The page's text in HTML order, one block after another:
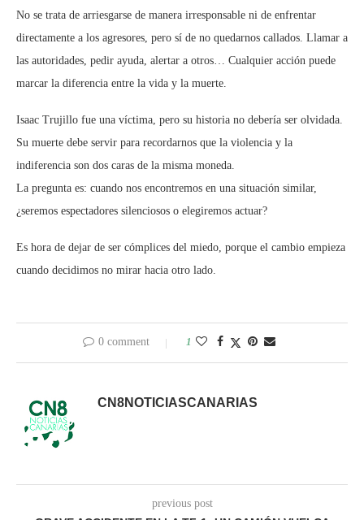
No se trata de arriesgarse de manera irresponsable ni de enfrentar
directamente a los agresores, pero sí de no quedarnos callados. Llamar a
las autoridades, pedir ayuda, alertar a otros… Cualquier acción puede
marcar la diferencia entre la vida y la muerte.
Isaac Trujillo fue una víctima, pero su historia no debería ser olvidada.
Su muerte debe servir para recordarnos que la violencia y la
indiferencia son dos caras de la misma moneda.
La pregunta es: cuando nos encontremos en una situación similar,
¿seremos espectadores silenciosos o elegiremos actuar?
Es hora de dejar de ser cómplices del miedo, porque el cambio empieza
cuando decidimos no mirar hacia otro lado.
0 comment 1
CN8NOTICIASCANARIAS
previous post